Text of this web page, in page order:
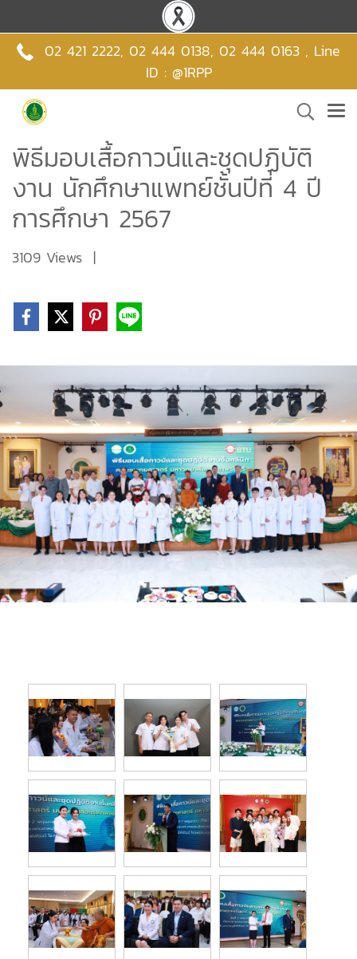
02 421 2222, 02 444 0138, 02 444 0163 , Line
ID : @1RPP
พิธีมอบเสื้อกาวน์และชุดปฏิบัติ
งาน นักศึกษาแพทย์ชั้นปีที่ 4 ปี
การศึกษา 2567
3109 Views |